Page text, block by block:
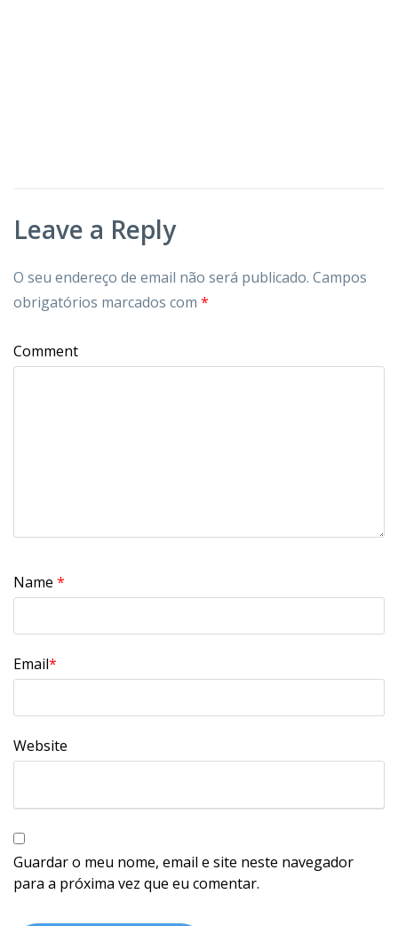
Leave a Reply
O seu endereço de email não será publicado. Campos
obrigatórios marcados com *
Comment
Name *
Email*
Website
Guardar o meu nome, email e site neste navegador
para a próxima vez que eu comentar.